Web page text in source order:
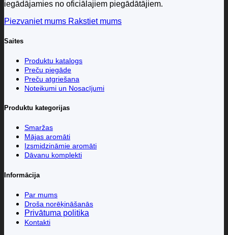
iegādājamies no oficiālajiem piegādātājiem.
Piezvaniet mums Rakstiet mums
Saites
Produktu katalogs
Preču piegāde
Preču atgriešana
Noteikumi un Nosacījumi
Produktu kategorijas
Smaržas
Mājas aromāti
Izsmidzināmie aromāti
Dāvanu komplekti
Informācija
Par mums
Droša norēķināšanās
Privātuma politika
Kontakti